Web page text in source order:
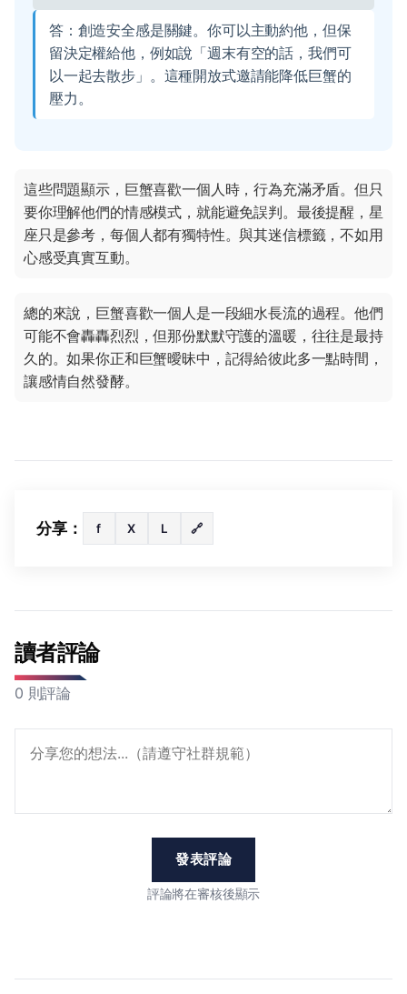
答：創造安全感是關鍵。你可以主動約他，但保
留決定權給他，例如說「週末有空的話，我們可
以一起去散步」。這種開放式邀請能降低巨蟹的
壓力。
這些問題顯示，巨蟹喜歡一個人時，行為充滿矛盾。但只
要你理解他們的情感模式，就能避免誤判。最後提醒，星
座只是參考，每個人都有獨特性。與其迷信標籤，不如用
心感受真實互動。
總的來說，巨蟹喜歡一個人是一段細水長流的過程。他們
可能不會轟轟烈烈，但那份默默守護的溫暖，往往是最持
久的。如果你正和巨蟹曖昧中，記得給彼此多一點時間，
讓感情自然發酵。
分享： f X L 🔗
讀者評論
0 則評論
發表評論
評論將在審核後顯示